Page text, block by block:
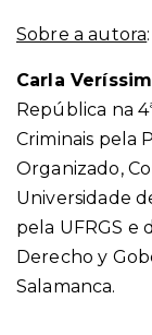
Sobre a autora:
Carla
República na
Criminais pela
Organizado,
Universidade
pela UFRGS e
Derecho y
Salamanca.